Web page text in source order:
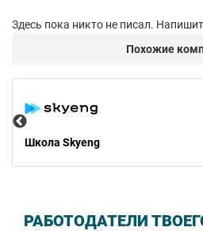
Здесь пока никто не писал.
Похожие
Школа Skyeng
РАБОТОДАТЕЛИ